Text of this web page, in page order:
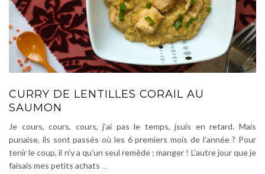
CURRY DE LENTILLES CORAIL AU
SAUMON
Je cours, cours, cours, j’ai pas le temps, jsuis en retard. Mais
punaise, ils sont passés où les 6 premiers mois de l’année ? Pour
tenir le coup, il n’y a qu’un seul remède : manger ! L’autre jour que je
faisais mes petits achats …